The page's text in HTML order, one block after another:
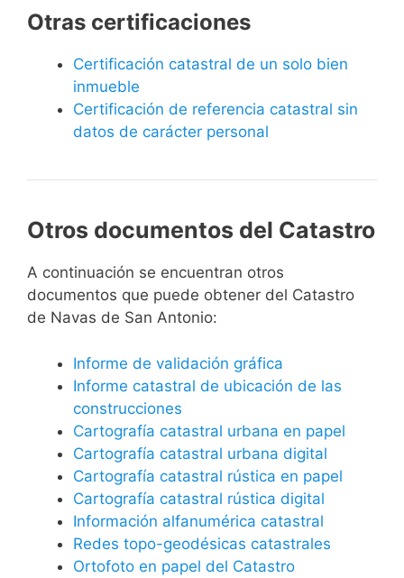
Otras certificaciones
Certificación catastral de un solo bien
inmueble
Certificación de referencia catastral sin
datos de carácter personal
Otros documentos del Catastro
A continuación se encuentran otros
documentos que puede obtener del Catastro
de Navas de San Antonio:
Informe de validación gráfica
Informe catastral de ubicación de las
construcciones
Cartografía catastral urbana en papel
Cartografía catastral urbana digital
Cartografía catastral rústica en papel
Cartografía catastral rústica digital
Información alfanumérica catastral
Redes topo-geodésicas catastrales
Ortofoto en papel del Catastro